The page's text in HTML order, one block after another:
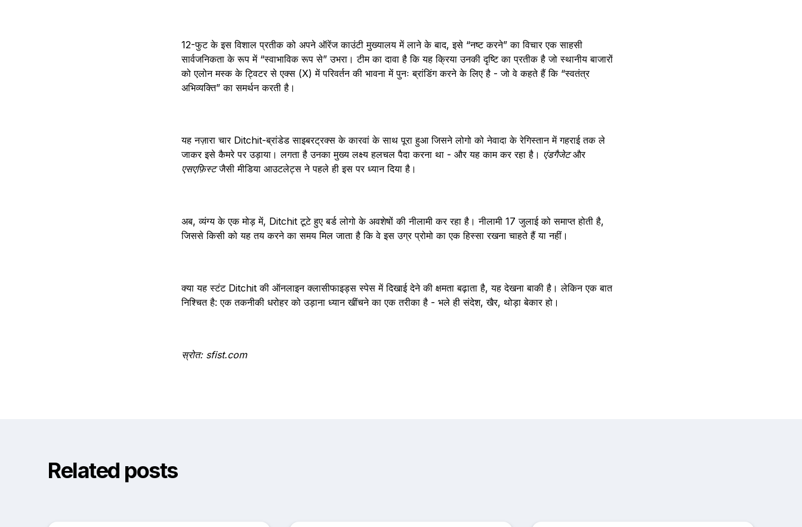
12-फुट के इस विशाल प्रतीक को अपने ऑरेंज काउंटी मुख्यालय में लाने के बाद, इसे “नष्ट करने” का विचार एक साहसी
सार्वजनिकता के रूप में “स्वाभाविक रूप से” उभरा। टीम का दावा है कि यह क्रिया उनकी दृष्टि का प्रतीक है जो स्थानीय बाजारों
को एलोन मस्क के ट्विटर से एक्स (X) में परिवर्तन की भावना में पुनः ब्रांडिंग करने के लिए है - जो वे कहते हैं कि “स्वतंत्र
अभिव्यक्ति” का समर्थन करती है।
यह नज़ारा चार Ditchit-ब्रांडेड साइबरट्रक्स के कारवां के साथ पूरा हुआ जिसने लोगो को नेवादा के रेगिस्तान में गहराई तक ले
जाकर इसे कैमरे पर उड़ाया। लगता है उनका मुख्य लक्ष्य हलचल पैदा करना था - और यह काम कर रहा है। एंडगैजेटऔर
एसएफ़िस्टजैसी मीडिया आउटलेट्स ने पहले ही इस पर ध्यान दिया है।
अब, व्यंग्य के एक मोड़ में, Ditchit टूटे हुए बर्ड लोगो के अवशेषों की नीलामी कर रहा है। नीलामी 17 जुलाई को समाप्त होती है,
जिससे किसी को यह तय करने का समय मिल जाता है कि वे इस उग्र प्रोमो का एक हिस्सा रखना चाहते हैं या नहीं।
क्या यह स्टंट Ditchit की ऑनलाइन क्लासीफाइड्स स्पेस में दिखाई देने की क्षमता बढ़ाता है, यह देखना बाकी है। लेकिन एक बात
निश्चित है: एक तकनीकी धरोहर को उड़ाना ध्यान खींचने का एक तरीका है - भले ही संदेश, खैर, थोड़ा बेकार हो।
स्रोत: sfist.com
Related posts